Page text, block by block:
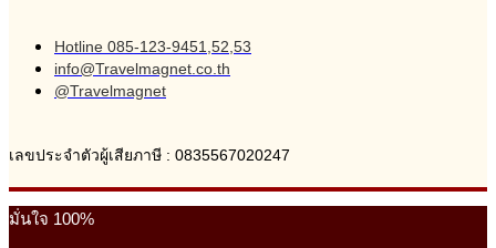
Hotline 085-123-9451,52,53
info@Travelmagnet.co.th
@Travelmagnet
เลขประจำตัวผู้เสียภาษี : 0835567020247
มั่นใจ 100%